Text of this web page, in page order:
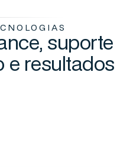
suporte
e resultados